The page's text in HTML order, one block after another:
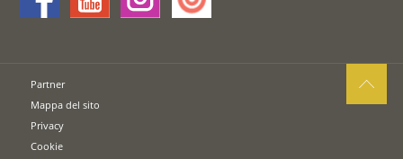
Partner
Mappa del sito
Privacy
Cookie